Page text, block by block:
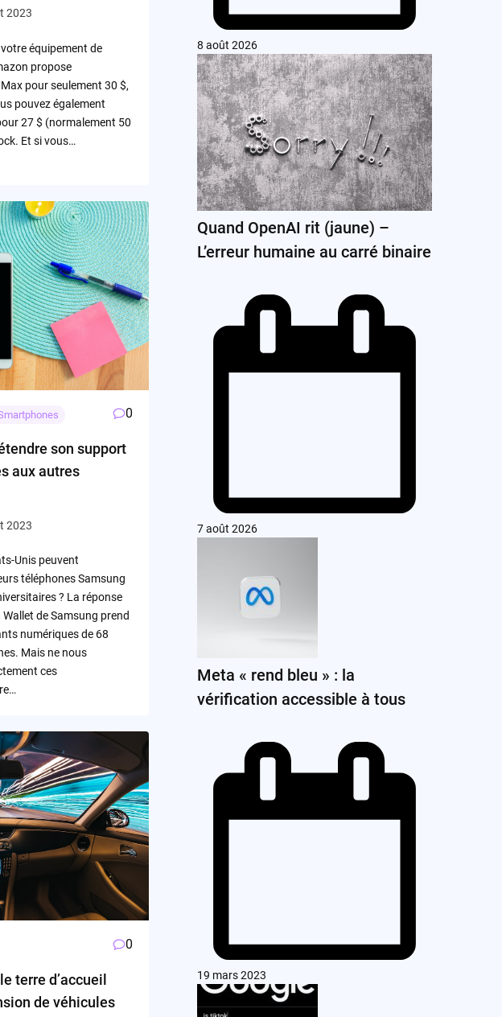
2023
équipement de
propose
pour seulement 30 $,
pouvez également
27 $ (normalement 50
Et si vous…
0
son support
aux autres
2023
Unis peuvent
téléphones Samsung
? La réponse
de Samsung prend
numériques de 68
Mais ne nous
ces
0
terre d’accueil
de véhicules
8 août 2026
Quand OpenAI rit (jaune) –
L’erreur humaine au carré binaire
7 août 2026
Meta « rend bleu » : la
vérification accessible à tous
19 mars 2023